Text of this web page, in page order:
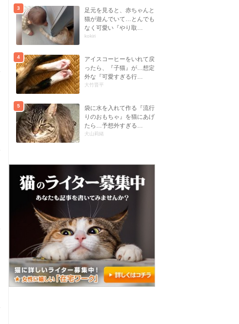
3
足元を見ると、赤ちゃんと
猫が遊んでいて…とんでも
なく可愛い『やり取…
kokiri
4
アイスコーヒーをいれて戻
ったら、『子猫』が…想定
外な『可愛すぎる行…
大竹晋平
5
袋に水を入れて作る『流行
りのおもちゃ』を猫にあげ
たら…予想外すぎる…
犬山莉緒